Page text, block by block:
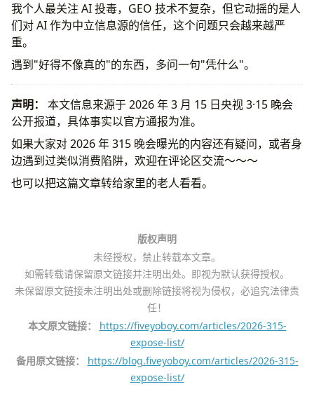
我个人最关注 AI 投毒，GEO 技术不复杂，但它动摇的是人
们对 AI 作为中立信息源的信任，这个问题只会越来越严
重。
遇到"好得不像真的"的东西，多问一句"凭什么"。
声明：
本文信息来源于 2026 年 3 月 15 日央视 3·15 晚会
公开报道，具体事实以官方通报为准。
如果大家对 2026 年 315 晚会曝光的内容还有疑问，或者身
边遇到过类似消费陷阱，欢迎在评论区交流～～～
也可以把这篇文章转给家里的老人看看。
版权声明
未经授权，禁止转载本文章。
如需转载请保留原文链接并注明出处。即视为默认获得授权。
未保留原文链接未注明出处或删除链接将视为侵权，必追究法律责
任！
本文原文链接：
https://fiveyoboy.com/articles/2026-315-
expose-list/
备用原文链接：
https://blog.fiveyoboy.com/articles/2026-315-
expose-list/